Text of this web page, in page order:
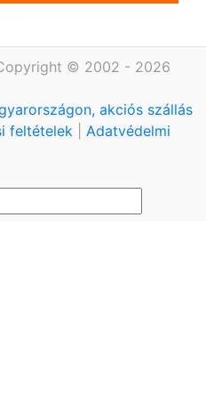
© 2002 - 2026
akciós szállás
feltételek
Adatvédelmi